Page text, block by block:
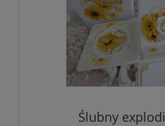
Ślubny